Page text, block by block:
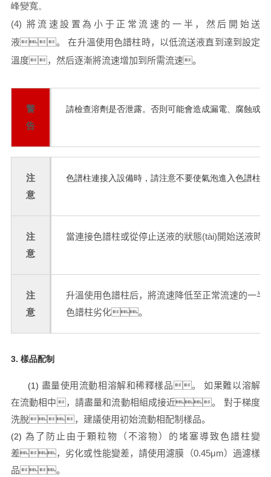
峰變寬。
(4) 將流速設置為小于正常流速的一半，然后開始送
液。
在升溫使用色譜柱時，以低流送液直到達到設定
溫度，然后逐漸將流速增加到所需流速。
警
告
請檢查溶劑是否泄露。否則可能會造成漏電、腐蝕或化學
注
意
色譜柱連接入設備時，請注意不要使氣泡進入色譜柱，
注
意
當連接色譜柱或從停止送液的狀態(tài)開始送
注
意
升溫使用色譜柱后，將流速降低至正常流速的一
色譜柱劣化。
3. 樣品配制
(1) 盡量使用流動相溶解和稀釋樣品。
如果難以溶解
在流動相中，請盡量和流動相組成接近。
對于梯度
洗脫，建議使用初始流動相配制樣品。
(2) 為了防止由于顆粒物（不溶物）的堵塞導致色譜柱變
差，劣化或性能變差，請使用濾膜（0.45μm）過濾樣
品。